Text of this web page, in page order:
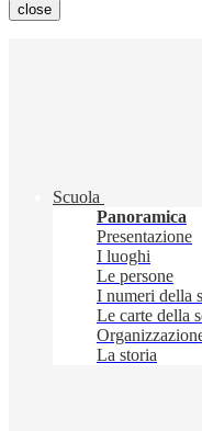
close
Scuola
Panoramica
Presentazione
I luoghi
Le persone
I numeri della
Le carte della
La storia